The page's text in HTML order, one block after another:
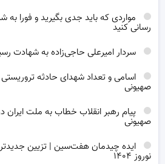
رسانی کنید
سردار امیرعلی حاجی‌زاده به شهادت
اسامی و تعداد شهدای حادثه
صهیونی
پیام رهبر انقلاب خطاب به ملت
صهیونی
ایده چیدمان هفت‌سین | تزیین
نوروز ۱۴۰۴